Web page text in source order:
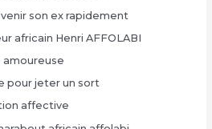
son ex rapidement
africain Henri AFFOLABI
amoureuse
pour jeter un sort
affective